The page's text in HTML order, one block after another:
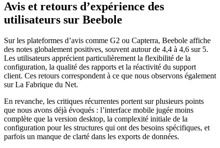
Avis et retours d’expérience des
utilisateurs sur Beebole
Sur les plateformes d’avis comme G2 ou Capterra, Beebole affiche
des notes globalement positives, souvent autour de 4,4 à 4,6 sur 5.
Les utilisateurs apprécient particulièrement la flexibilité de la
configuration, la qualité des rapports et la réactivité du support
client. Ces retours correspondent à ce que nous observons également
sur La Fabrique du Net.
En revanche, les critiques récurrentes portent sur plusieurs points
que nous avons déjà évoqués : l’interface mobile jugée moins
complète que la version desktop, la complexité initiale de la
configuration pour les structures qui ont des besoins spécifiques, et
parfois un manque de clarté dans les exports de données.